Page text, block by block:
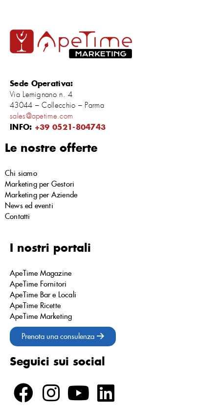
Sede Operativa:
Via Lemignano n. 4
43044 – Collecchio – Parma
sales@apetime.com
INFO: +39 0521-804743
Le nostre offerte
Chi siamo
Marketing per Gestori
Marketing per Aziende
News ed eventi
Contatti
I nostri portali
ApeTime Magazine
ApeTime Fornitori
ApeTime Bar e Locali
ApeTime Ricette
ApeTime Marketing
Prenota una consulenza
Seguici sui social